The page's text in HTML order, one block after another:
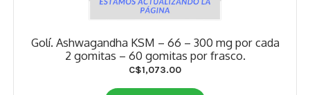
Golí. Ashwagandha KSM – 66 – 300 mg por cada
2 gomitas – 60 gomitas por frasco.
C$1,073.00